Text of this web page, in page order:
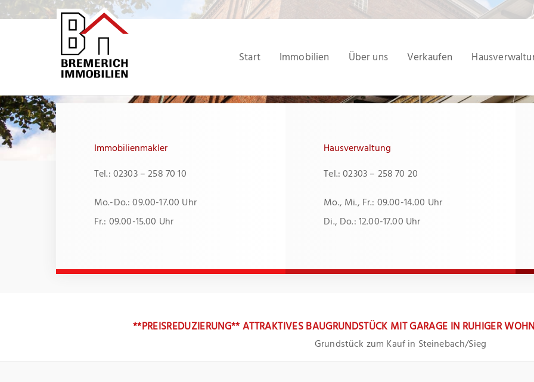
Zum
Start Immobilien Über uns Verkaufen
Immobilienmakler
Tel.: 02303 – 258 70 10
Mo.-Do.: 09.00-17.00 Uhr
Fr.: 09.00-15.00 Uhr
Hausverwaltung
Tel.: 02303 – 258 70 20
Mo., Mi., Fr.: 09.00-14.00 Uhr
Di., Do.: 12.00-17.00 Uhr
**PREISREDUZIERUNG** ATTRAKTIVES BAUGRUNDSTÜCK MIT GARAGE IN RUHIGER
Grundstück zum Kauf in Steinebach/Sieg